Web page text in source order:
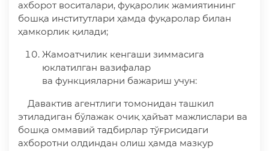
ахборот воситалари, фуқаролик жамиятининг
бошқа институтлари ҳамда фуқаролар билан
ҳамкорлик қилади;
Жамоатчилик кенгаши зиммасига
юклатилган вазифалар
ва функцияларни бажариш учун:
Давактив агентлиги томонидан ташкил
этиладиган бўлажак очиқ ҳайъат мажлислари ва
бошқа оммавий тадбирлар тўғрисидаги
ахборотни олдиндан олиш ҳамда мазкур